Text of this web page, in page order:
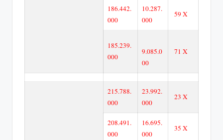
186.442.
000
10.287.
000
59 X
185.239.
000
9.085.0
00
71 X
215.788.
000
23.992.
000
23 X
208.491.
000
16.695.
000
35 X